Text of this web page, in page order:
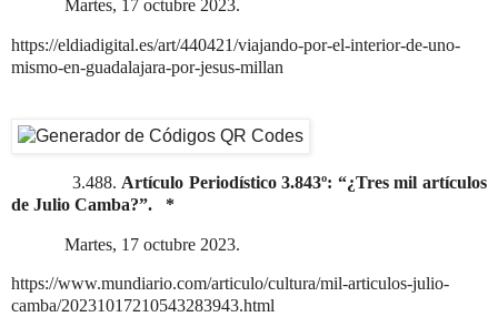
Martes, 17 octubre 2023.
https://eldiadigital.es/art/440421/viajando-por-el-interior-de-uno-
mismo-en-guadalajara-por-jesus-millan
3.488. Artículo Periodístico 3.843º: “¿Tres mil artículos
de Julio Camba?”.
*
Martes, 17 octubre 2023.
https://www.mundiario.com/articulo/cultura/mil-articulos-julio-
camba/20231017210543283943.html